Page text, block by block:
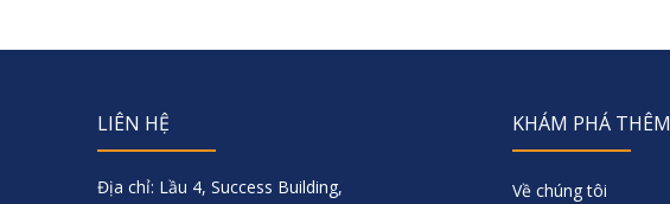
LIÊN HỆ
Địa chỉ: Lầu 4, Success Building,
KHÁM PHÁ THÊM
Về chúng tôi